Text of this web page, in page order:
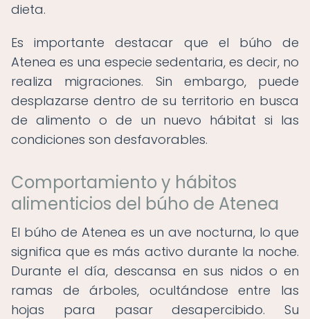
dieta.
Es importante destacar que el búho de
Atenea es una especie sedentaria, es decir, no
realiza migraciones. Sin embargo, puede
desplazarse dentro de su territorio en busca
de alimento o de un nuevo hábitat si las
condiciones son desfavorables.
Comportamiento y hábitos
alimenticios del búho de Atenea
El búho de Atenea es un ave nocturna, lo que
significa que es más activo durante la noche.
Durante el día, descansa en sus nidos o en
ramas de árboles, ocultándose entre las
hojas para pasar desapercibido. Su